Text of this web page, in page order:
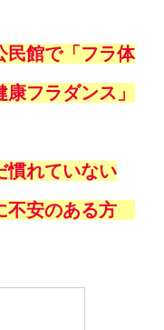
民館で「フラ体
フラダンス」
慣れていない
不安のある方